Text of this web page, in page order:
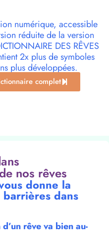
numérique, accessible
réduite de la version
DES RÊVES
2x plus de symboles
plus développées.
complet
nos rêves
donne la
dans
rêve va bien au-